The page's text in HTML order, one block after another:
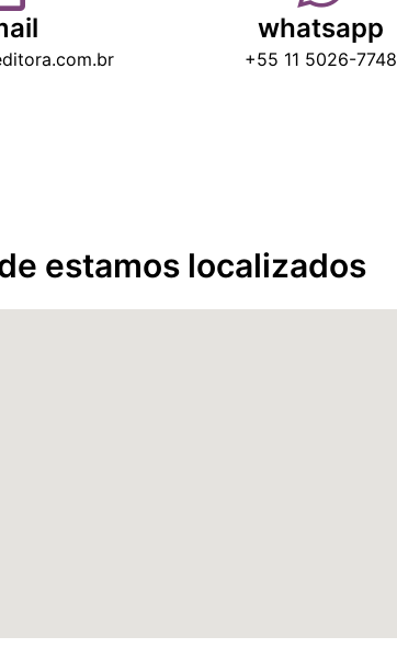
whatsapp
+55 11 5026-7748
estamos localizados